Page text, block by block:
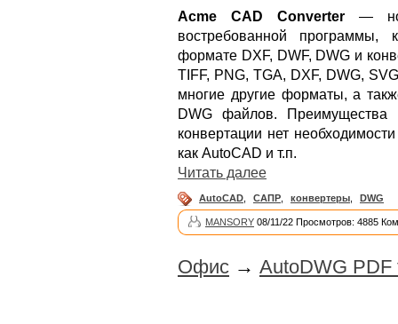
Acme CAD Converter —
востребованной программы,
формате DXF, DWF, DWG и
TIFF, PNG, TGA, DXF, DWG,
многие другие форматы, а
DWG файлов.
конвертации нет
как AutoCAD и т.п.
Читать далее
AutoCAD САПР конвертеры DWG
MANSORY 08/11/22 Просмотров: 4885
Офис → AutoDWG PDF